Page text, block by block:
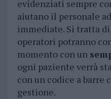
evidenziati sempre
aiutano il personale
immediate. Si tratta
operatori potranno
momento con un
ogni paziente verrà
con un codice a barre
gestione.